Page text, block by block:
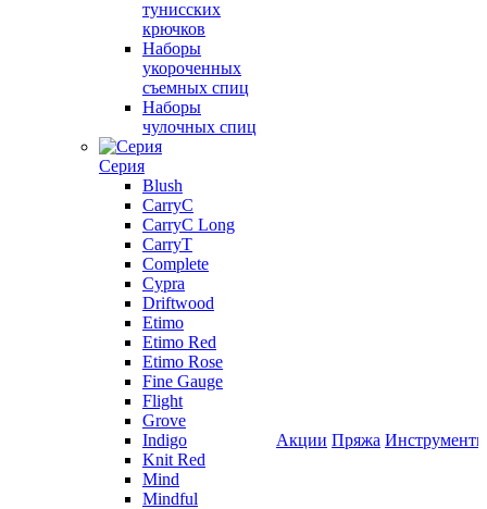
тунисских
крючков
Наборы
укороченных
съемных спиц
Наборы
чулочных спиц
Серия
Blush
CarryC
CarryC Long
CarryT
Complete
Cypra
Driftwood
Etimo
Etimo Red
Etimo Rose
Fine Gauge
Flight
Grove
Indigo
Knit Red
Mind
Mindful
Акции Пряжа Инструменты